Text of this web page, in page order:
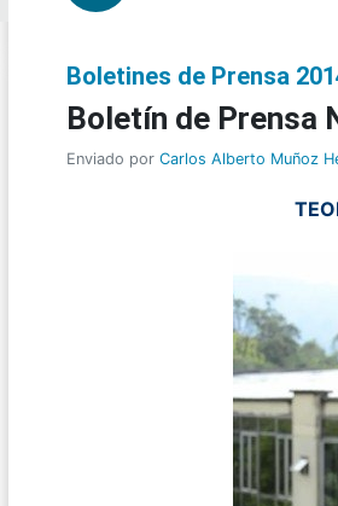
Boletines de Prensa
Boletí­n de Prensa
Enviado por Carlos Alberto Muñoz